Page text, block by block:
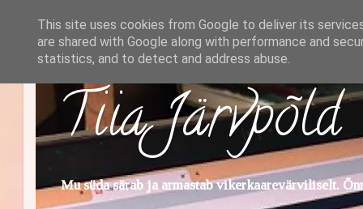
Tiia Järvpõld
Mu süda särab ja armastab vikerkaarevärviliselt.
This site uses cookies from Google to deliver its
are shared with Google along with performance and
statistics, and to detect and address abuse.